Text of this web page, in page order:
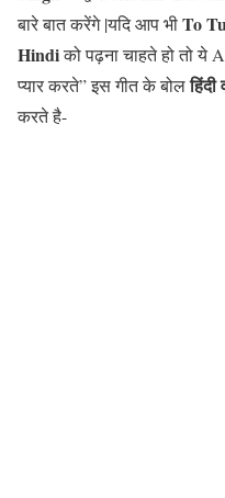
बारे बात करेंगे |यदि आप भीTo
Hindiको पढ़ना चाहते हो तो ये
प्यार करते” इस गीत के बोल
करते है-